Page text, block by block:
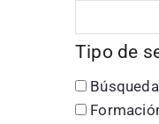
Tipo de